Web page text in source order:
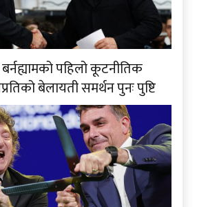
पहिलो कूटनीतिक
बेलायती समर्थन पुनः पुष्टि